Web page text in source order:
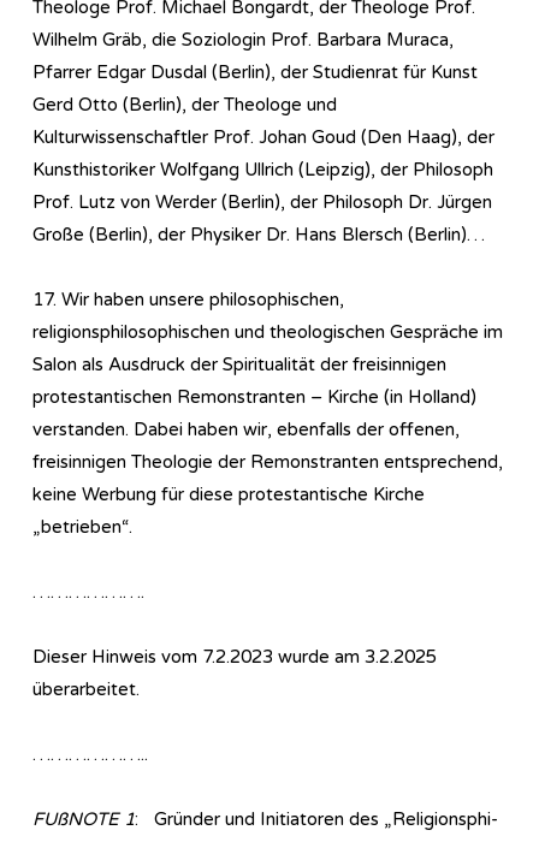
Theologe Prof. Michael Bongardt, der Theologe Prof.
Wilhelm Gräb, die Soziologin Prof. Barbara Muraca,
Pfarrer Edgar Dusdal (Berlin), der Studienrat für Kunst
Gerd Otto (Berlin), der Theologe und
Kulturwissenschaftler Prof. Johan Goud (Den Haag), der
Kunsthistoriker Wolfgang Ullrich (Leipzig), der Philosoph
Prof. Lutz von Werder (Berlin), der Philosoph Dr. Jürgen
Große (Berlin), der Physiker Dr. Hans Blersch (Berlin)…
17. Wir haben unsere philosophischen,
religionsphilosophischen und theologischen Gespräche im
Salon als Ausdruck der Spiritualität der freisinnigen
protestantischen Remonstranten – Kirche (in Holland)
verstanden. Dabei haben wir, ebenfalls der offenen,
freisinnigen Theologie der Remonstranten entsprechend,
keine Werbung für diese protestantische Kirche
„betrieben“.
……………….
Dieser Hinweis vom 7.2.2023 wurde am 3.2.2025
überarbeitet.
………………..
FUßNOTE 1: Gründer und Initiatoren des „Re­li­gi­ons­phi­